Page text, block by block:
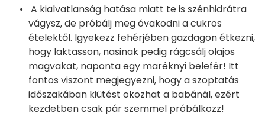
A kialvatlanság hatása miatt te is szénhidrátra
vágysz, de próbálj meg óvakodni a cukros
ételektől. Igyekezz fehérjében gazdagon étkezni,
hogy laktasson, nasinak pedig rágcsálj olajos
magvakat, naponta egy maréknyi belefér! Itt
fontos viszont megjegyezni, hogy a szoptatás
időszakában kiütést okozhat a babánál, ezért
kezdetben csak pár szemmel próbálkozz!